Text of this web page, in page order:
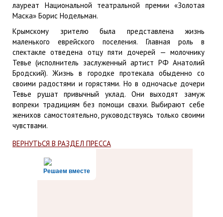
лауреат Национальной театральной премии «Золотая
Маска» Борис Нодельман.
Крымскому зрителю была представлена жизнь
маленького еврейского поселения. Главная роль в
спектакле отведена отцу пяти дочерей — молочнику
Тевье (исполнитель заслуженный артист РФ Анатолий
Бродский). Жизнь в городке протекала обыденно со
своими радостями и горястями. Но в одночасье дочери
Тевье рушат привычный уклад. Они выходят замуж
вопреки традициям без помощи свахи. Выбирают себе
женихов самостоятельно, руководствуясь только своими
чувствами.
ВЕРНУТЬСЯ В РАЗДЕЛ ПРЕССА
Решаем вместе